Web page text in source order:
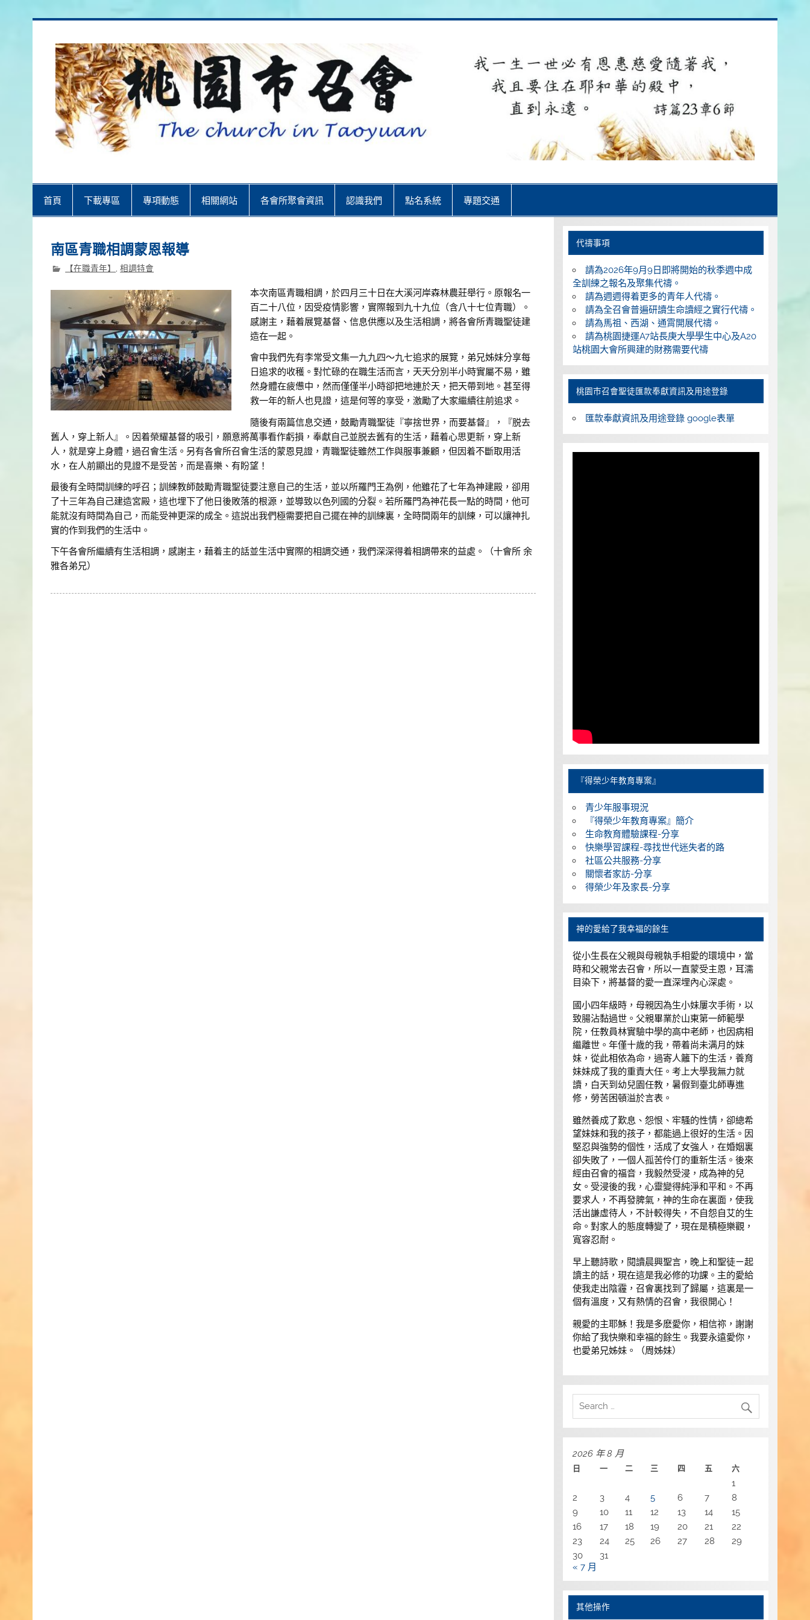
首頁 下載專區 專項動態 相關網站 各會所聚會資訊 認識我們 點名系統 專題交通
南區青職相調蒙恩報導
【在職青年】 ,相調特會
本次南區青職相調，於四月三十日在大溪河岸森林農莊舉行。原報名一
百二十八位，因受疫情影響，實際報到九十九位（含八十七位青職）。
感謝主，藉着展覽基督、信息供應以及生活相調，將各會所青職聖徒建
造在一起。
會中我們先有李常受文集一九九四～九七追求的展覽，弟兄姊妹分享每
日追求的收穫。對忙碌的在職生活而言，天天分別半小時實屬不易，雖
然身體在疲憊中，然而僅僅半小時卻把地連於天，把天帶到地。甚至得
救一年的新人也見證，這是何等的享受，激勵了大家繼續往前追求。
隨後有兩篇信息交通，鼓勵青職聖徒『寧捨世界，而要基督』，『脱去
舊人，穿上新人』。因着榮耀基督的吸引，願意將萬事看作虧損，奉獻自己並脱去舊有的生活，藉着心思更新，穿上新
人，就是穿上身體，過召會生活。另有各會所召會生活的蒙恩見證，青職聖徒雖然工作與服事兼顧，但因着不斷取用活
水，在人前顯出的見證不是受苦，而是喜樂、有盼望！
最後有全時間訓練的呼召；訓練教師鼓勵青職聖徒要注意自己的生活，並以所羅門王為例，他雖花了七年為神建殿，卻用
了十三年為自己建造宮殿，這也埋下了他日後敗落的根源，並導致以色列國的分裂。若所羅門為神花長一點的時間，他可
能就沒有時間為自己，而能受神更深的成全。這説出我們極需要把自己擺在神的訓練裏，全時間兩年的訓練，可以讓神扎
實的作到我們的生活中。
下午各會所繼續有生活相調，感謝主，藉着主的話並生活中實際的相調交通，我們深深得着相調帶來的益處。（十會所 余
雅各弟兄）
代禱事項
請為2026年9月9日即將開始的秋季週中成
全訓練之報名及聚集代禱。
請為週週得着更多的青年人代禱。
請為全召會普遍研讀生命讀經之實行代禱。
請為馬祖、西湖、通霄開展代禱。
請為桃園捷運A7站長庚大學學生中心及A20
站桃園大會所興建的財務需要代禱
桃園巿召會聖徒匯款奉獻資訊及用途登錄
匯款奉獻資訊及用途登錄 google表單
『得榮少年教育專案』
青少年服事現況
『得榮少年教育專案』簡介
生命教育體驗課程-分享
快樂學習課程-尋找世代迷失者的路
社區公共服務-分享
關懷者家訪-分享
得榮少年及家長-分享
神的愛給了我幸福的餘生
從小生長在父親與母親執手相愛的環境中，當
時和父親常去召會，所以一直蒙受主恩，耳濡
目染下，將基督的愛一直深埋內心深處。
國小四年級時，母親因為生小妹屢次手術，以
致腸沾黏過世。父親畢業於山東第一師範學
院，任教員林實驗中學的高中老師，也因病相
繼離世。年僅十歲的我，帶着尚未满月的妹
妹，從此相依為命，過寄人籬下的生活，養育
妹妹成了我的重責大任。考上大學我無力就
讀，白天到幼兒園任教，暑假到臺北師專進
修，勞苦困頓溢於言表。
雖然養成了歎息、怨恨、牢騷的性情，卻總希
望妹妹和我的孩子，都能過上很好的生活。因
堅忍與強勢的個性，活成了女強人，在婚姻裏
卻失敗了，一個人孤苦伶仃的重新生活。後來
經由召會的福音，我毅然受浸，成為神的兒
女。受浸後的我，心靈變得純淨和平和。不再
要求人，不再發脾氣，神的生命在裏面，使我
活出謙虛待人，不計較得失，不自怨自艾的生
命。對家人的態度轉變了，現在是積極樂觀，
寬容忍耐。
早上聽詩歌，閱讀晨興聖言，晚上和聖徒ㄧ起
讀主的話，現在這是我必修的功課。主的愛給
使我走出陰霾，召會裏找到了歸屬，這裏是一
個有溫度，又有熱情的召會，我很開心！
親愛的主耶穌！我是多麽愛你，相信祢，謝謝
你給了我快樂和幸福的餘生。我要永遠愛你，
也愛弟兄姊妹。（周姊妹）
2026 年 8 月
日 一 二 三 四 五 六
1
2
3 4 5 6 7
8
9
10 11 12 13 14
15
16
17 18 19 20 21
22
23
24 25 26 27 28
29
30
31
« 7 月
其他操作